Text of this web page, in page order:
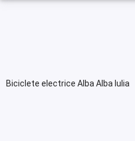
Biciclete electrice Alba Alba Iulia